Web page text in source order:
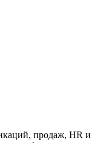
продаж, HR и